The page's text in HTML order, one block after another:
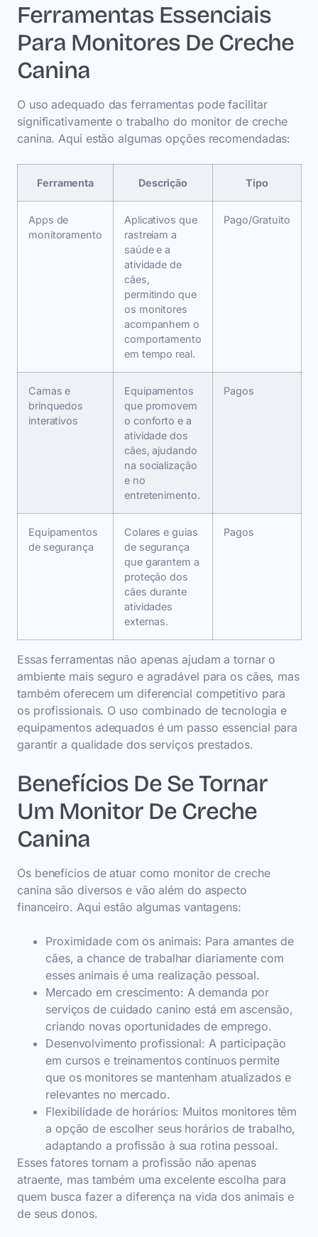
Ferramentas Essenciais
Para Monitores De Creche
Canina
O uso adequado das ferramentas pode facilitar
significativamente o trabalho do monitor de creche
canina. Aqui estão algumas opções recomendadas:
Ferramenta Descrição Tipo
Apps de
monitoramento
Aplicativos que
rastreiam a
saúde e a
atividade de
cães,
permitindo que
os monitores
acompanhem o
comportamento
em tempo real.
Pago/Gratuito
Camas e
brinquedos
interativos
Equipamentos
que promovem
o conforto e a
atividade dos
cães, ajudando
na socialização
e no
entretenimento.
Pagos
Equipamentos
de segurança
Colares e guias
de segurança
que garantem a
proteção dos
cães durante
atividades
externas.
Pagos
Essas ferramentas não apenas ajudam a tornar o
ambiente mais seguro e agradável para os cães, mas
também oferecem um diferencial competitivo para
os profissionais. O uso combinado de tecnologia e
equipamentos adequados é um passo essencial para
garantir a qualidade dos serviços prestados.
Benefícios De Se Tornar
Um Monitor De Creche
Canina
Os benefícios de atuar como monitor de creche
canina são diversos e vão além do aspecto
financeiro. Aqui estão algumas vantagens:
Proximidade com os animais: Para amantes de
cães, a chance de trabalhar diariamente com
esses animais é uma realização pessoal.
Mercado em crescimento: A demanda por
serviços de cuidado canino está em ascensão,
criando novas oportunidades de emprego.
Desenvolvimento profissional: A participação
em cursos e treinamentos contínuos permite
que os monitores se mantenham atualizados e
relevantes no mercado.
Flexibilidade de horários: Muitos monitores têm
a opção de escolher seus horários de trabalho,
adaptando a profissão à sua rotina pessoal.
Esses fatores tornam a profissão não apenas
atraente, mas também uma excelente escolha para
quem busca fazer a diferença na vida dos animais e
de seus donos.